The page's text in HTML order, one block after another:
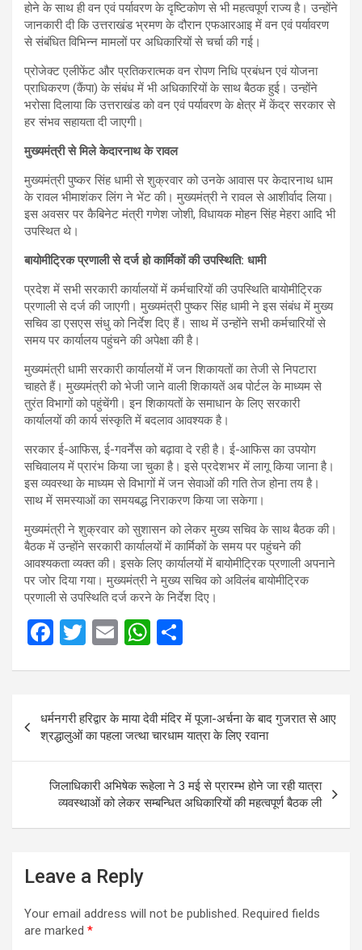
होने के साथ ही वन एवं पर्यावरण के दृष्टिकोण से भी महत्वपूर्ण राज्य है। उन्होंने
जानकारी दी कि उत्तराखंड भ्रमण के दौरान एफआरआइ में वन एवं पर्यावरण
से संबंधित विभिन्न मामलों पर अधिकारियों से चर्चा की गई।
प्रोजेक्ट एलीफेंट और प्रतिकरात्मक वन रोपण निधि प्रबंधन एवं योजना
प्राधिकरण (कैंपा) के संबंध में भी अधिकारियों के साथ बैठक हुई। उन्होंने
भरोसा दिलाया कि उत्तराखंड को वन एवं पर्यावरण के क्षेत्र में केंद्र सरकार से
हर संभव सहायता दी जाएगी।
मुख्यमंत्री से मिले केदारनाथ के रावल
मुख्यमंत्री पुष्कर सिंह धामी से शुक्रवार को उनके आवास पर केदारनाथ धाम
के रावल भीमाशंकर लिंग ने भेंट की। मुख्यमंत्री ने रावल से आशीर्वाद लिया।
इस अवसर पर कैबिनेट मंत्री गणेश जोशी, विधायक मोहन सिंह मेहरा आदि भी
उपस्थित थे।
बायोमीट्रिक प्रणाली से दर्ज हो कार्मिकों की उपस्थिति: धामी
प्रदेश में सभी सरकारी कार्यालयों में कर्मचारियों की उपस्थिति बायोमीट्रिक
प्रणाली से दर्ज की जाएगी। मुख्यमंत्री पुष्कर सिंह धामी ने इस संबंध में मुख्य
सचिव डा एसएस संधु को निर्देश दिए हैं। साथ में उन्होंने सभी कर्मचारियों से
समय पर कार्यालय पहुंचने की अपेक्षा की है।
मुख्यमंत्री धामी सरकारी कार्यालयों में जन शिकायतों का तेजी से निपटारा
चाहते हैं। मुख्यमंत्री को भेजी जाने वाली शिकायतें अब पोर्टल के माध्यम से
तुरंत विभागों को पहुंचेंगी। इन शिकायतों के समाधान के लिए सरकारी
कार्यालयों की कार्य संस्कृति में बदलाव आवश्यक है।
सरकार ई-आफिस, ई-गवर्नेंस को बढ़ावा दे रही है। ई-आफिस का उपयोग
सचिवालय में प्रारंभ किया जा चुका है। इसे प्रदेशभर में लागू किया जाना है।
इस व्यवस्था के माध्यम से विभागों में जन सेवाओं की गति तेज होना तय है।
साथ में समस्याओं का समयबद्ध निराकरण किया जा सकेगा।
मुख्यमंत्री ने शुक्रवार को सुशासन को लेकर मुख्य सचिव के साथ बैठक की।
बैठक में उन्होंने सरकारी कार्यालयों में कार्मिकों के समय पर पहुंचने की
आवश्यकता व्यक्त की। इसके लिए कार्यालयों में बायोमीट्रिक प्रणाली अपनाने
पर जोर दिया गया। मुख्यमंत्री ने मुख्य सचिव को अविलंब बायोमीट्रिक
प्रणाली से उपस्थिति दर्ज करने के निर्देश दिए।
F
b
o
o
k
T
er
E
W
s
A
p
p
e
Post
navigation
धर्मनगरी हरिद्वार के माया देवी मंदिर में पूजा-अर्चना के बाद गुजरात से आए
श्रद्धालुओं का पहला जत्था चारधाम यात्रा के लिए रवाना
जिलाधिकारी अभिषेक रूहेला ने 3 मई से प्रारम्भ होने जा रही यात्रा
व्यवस्थाओं को लेकर सम्बन्धित अधिकारियों की महत्वपूर्ण बैठक ली
Leave a Reply
Your email address will not be published. Required fields
are marked *